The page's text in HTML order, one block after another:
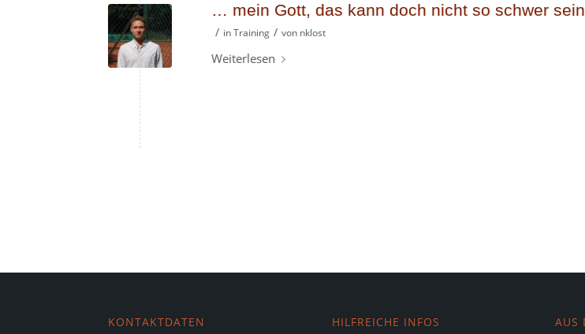
… mein Gott, das kann doch nicht so schwer
/ inTraining / von nklost
Weiterlesen
KONTAKTDATEN HILFREICHE INFOS AUS